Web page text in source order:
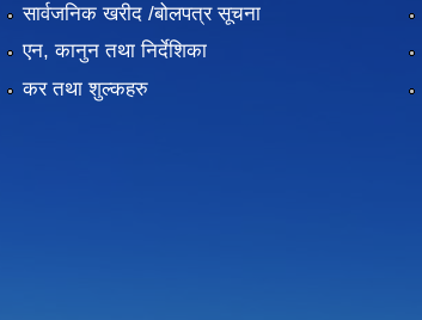
सार्वजनिक खरीद /बोलपत्र सूचना
एन, कानुन तथा निर्देशिका
कर तथा शुल्कहरु